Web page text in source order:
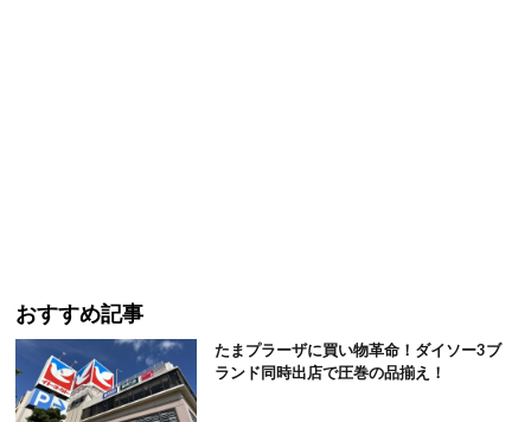
おすすめ記事
たまプラーザに買い物革命！ダイソー3ブ
ランド同時出店で圧巻の品揃え！